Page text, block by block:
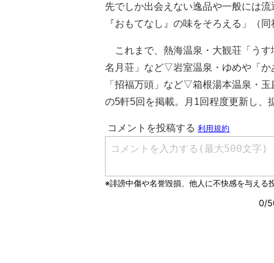
先でしか出会えない逸品や一般には
『おもてなし』の味をそろえる」（
これまで、熱海温泉・大観荘「う
名月荘」など▽岩室温泉・ゆめや「
「招福万頭」など▽箱根湯本温泉・
の5軒5回を掲載。月1回程度更新し、